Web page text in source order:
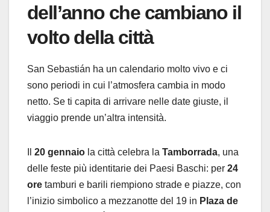
dell’anno che cambiano il
volto della città
San Sebastián ha un calendario molto vivo e ci
sono periodi in cui l’atmosfera cambia in modo
netto. Se ti capita di arrivare nelle date giuste, il
viaggio prende un’altra intensità.
20 gennaio la città celebra la Tamborrada, una
delle feste più identitarie dei Paesi Baschi: per 24
ore tamburi e barili riempiono strade e piazze, con
l’inizio simbolico a mezzanotte del 19 in Plaza de